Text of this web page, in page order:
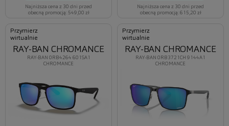
Najniższa cena z 30 dni przed
obecną promocją: 549,00 zł
Najniższa cena z 30 dni przed
obecną promocją: 615,20 zł
Przymierz
wirtualnie
RAY-BAN 0RB4264 601SA1
CHROMANCE
RAY-BAN CHROMANCE
Przymierz
wirtualnie
RAY-BAN 0RB3721CH 9144A1
CHROMANCE
RAY-BAN CHROMANCE